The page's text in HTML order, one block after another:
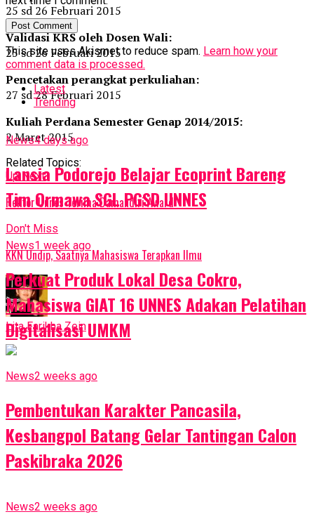
25 sd 26 Februari 2015
Validasi KRS oleh Dosen Wali:
25 sd 26 Februari 2015
Pencetakan perangkat perkuliahan:
27 sd 28 Februari 2015
Kuliah Perdana Semester Genap 2014/2015:
2 Maret 2015
Related Topics:
Up Next
Rektor Unnes Terima Damandiri Award
Don't Miss
KKN Undip, Saatnya Mahasiswa Terapkan Ilmu
Lita Farikha Zein
This site uses Akismet to reduce spam. Learn how your
comment data is processed.
Latest
Trending
News4 days ago
Lansia Podorejo Belajar Ecoprint Bareng
Tim Ormawa SGL PGSD UNNES
News1 week ago
Perkuat Produk Lokal Desa Cokro,
Mahasiswa GIAT 16 UNNES Adakan Pelatihan
Digitalisasi UMKM
News2 weeks ago
Pembentukan Karakter Pancasila,
Kesbangpol Batang Gelar Tantingan Calon
Paskibraka 2026
News2 weeks ago